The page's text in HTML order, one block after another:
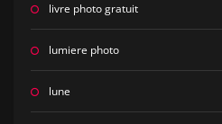
livre photo gratuit
lumiere photo
lune